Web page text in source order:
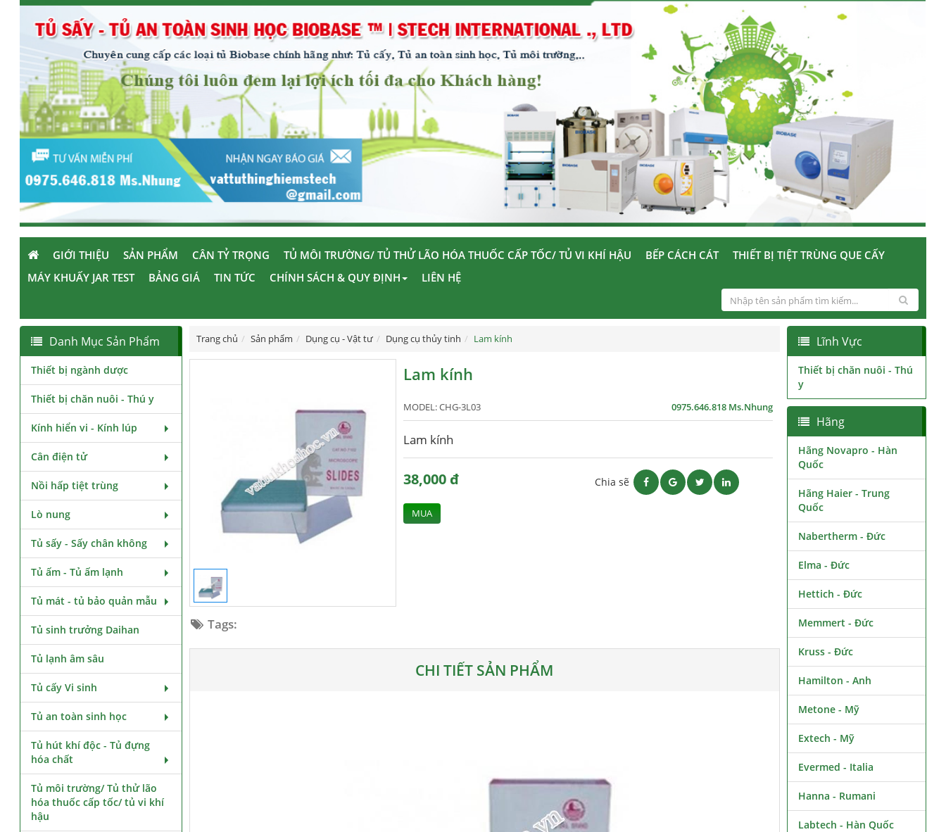
GIỚI THIỆU SẢN PHẨM CÂN TỶ TRỌNG TỦ MÔI TRƯỜNG/ TỦ THỬ LÃO HÓA THUỐC CẤP TỐC/ TỦ VI KHÍ HẬU BẾP CÁCH CÁT
THIẾT BỊ TIỆT TRÙNG QUE CẤY
MÁY KHUẤY JAR TEST
BẢNG GIÁ TIN TỨC CHÍNH SÁCH & QUY ĐỊNH LIÊN HỆ
Trang chủ Sản phẩm Dụng cụ - Vật tư Dụng cụ thủy tinh Lam kính
Lam kính
MODEL:CHG-3L03 0975.646.818 Ms.Nhung
Lam kính
38,000 đ
MUA
Chia sẽ
Tags:
CHI TIẾT SẢN PHẨM
Danh Mục Sản Phẩm
Thiết bị ngành dược
Thiết bị chăn nuôi - Thú y
Kính hiển vi - Kính lúp
Cân điện tử
Nồi hấp tiệt trùng
Lò nung
Tủ sấy - Sấy chân không
Tủ ấm - Tủ ấm lạnh
Tủ mát - tủ bảo quản mẫu
Tủ sinh trưởng Daihan
Tủ lạnh âm sâu
Tủ cấy Vi sinh
Tủ an toàn sinh học
Tủ hút khí độc - Tủ đựng
hóa chất
Tủ môi trường/ Tủ thử lão
hóa thuốc cấp tốc/ tủ vi khí
hậu
Lĩnh Vực
Thiết bị chăn nuôi - Thú
y
Hãng
Hãng Novapro - Hàn
Quốc
Hãng Haier - Trung
Quốc
Nabertherm - Đức
Elma - Đức
Hettich - Đức
Memmert - Đức
Kruss - Đức
Hamilton - Anh
Metone - Mỹ
Extech - Mỹ
Evermed - Italia
Hanna - Rumani
Labtech - Hàn Quốc